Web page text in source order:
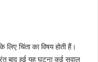
चिंता का विषय होती हैं।
बाद हुई यह घटना कई सवाल